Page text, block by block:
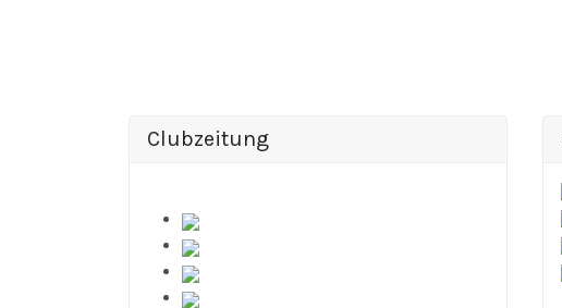
Clubzeitung